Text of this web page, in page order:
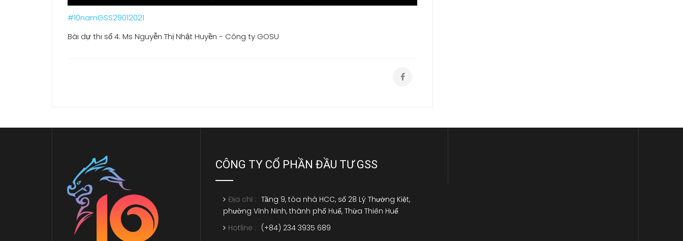
#10namGSS29012021
Bài dự thi số 4: Ms Nguyễn Thị Nhật Huyền - Công ty GOSU
CÔNG TY CỔ PHẦN ĐẦU TƯ GSS
Địa chỉ : Tầng 9, tòa nhà HCC, số 28 Lý Thường Kiệt,
phường Vĩnh Ninh, thành phố Huế, Thừa Thiên Huế
Hotline : (+84) 234 3935 689